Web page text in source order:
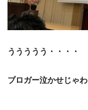
ううううう・・・・
ブロガー泣かせじゃわ